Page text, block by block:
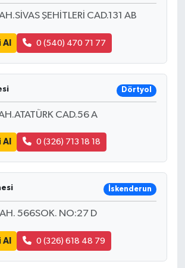
ŞEHİTLERİ CAD.131 AB
0 (540) 470 71 77
Dörtyol
CAD.56 A
0 (326) 713 18 18
İskenderun
566SOK. NO:27 D
0 (326) 618 48 79